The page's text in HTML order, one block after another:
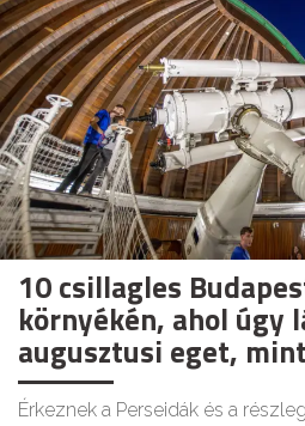
10 csillagles
környékén, ahol úgy
augusztusi eget,
Érkeznek a Perseidák és a